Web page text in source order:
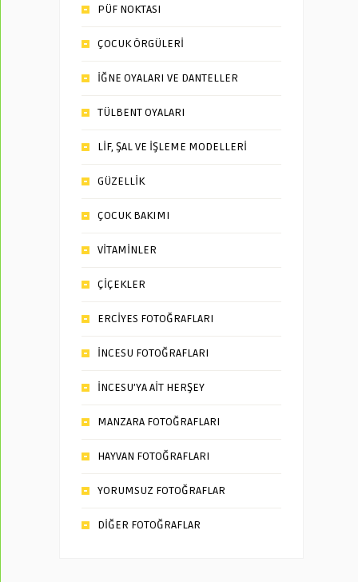
PÜF NOKTASI
ÇOCUK ÖRGÜLERİ
İĞNE OYALARI VE DANTELLER
TÜLBENT OYALARI
LİF, ŞAL VE İŞLEME MODELLERİ
GÜZELLİK
ÇOCUK BAKIMI
VİTAMİNLER
ÇİÇEKLER
ERCİYES FOTOĞRAFLARI
İNCESU FOTOĞRAFLARI
İNCESU’YA AİT HERŞEY
MANZARA FOTOĞRAFLARI
HAYVAN FOTOĞRAFLARI
YORUMSUZ FOTOĞRAFLAR
DİĞER FOTOĞRAFLAR